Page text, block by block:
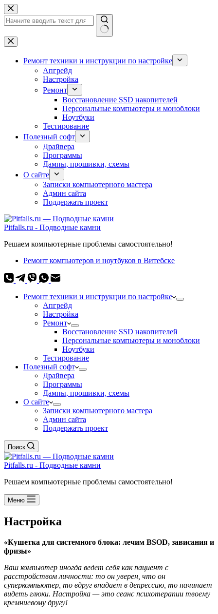
Перейти
к
сути
Ничего
не
найденоРемонт техники и инструкции по настройке
Апгрейд
Настройка
Ремонт
Восстановление SSD накопителей
Персональные компьютеры и моноблоки
Ноутбуки
Тестирование
Полезный софт
Драйвера
Программы
Дампы, прошивки, схемы
О сайте
Записки компьютерного мастера
Админ сайта
Поддержать проект
Pitfalls.ru - Подводные камни
Решаем компьютерные проблемы самостоятельно!
Ремонт компьютеров и ноутбуков в Витебске
Ремонт техники и инструкции по настройке
Апгрейд
Настройка
Ремонт
Восстановление SSD накопителей
Персональные компьютеры и моноблоки
Ноутбуки
Тестирование
Полезный софт
Драйвера
Программы
Дампы, прошивки, схемы
О сайте
Записки компьютерного мастера
Админ сайта
Поддержать проект
Поиск
Pitfalls.ru - Подводные камни
Решаем компьютерные проблемы самостоятельно!
Меню
Настройка
«Кушетка для системного блока: лечим BSOD, зависания и
фризы»
Ваш компьютер иногда ведет себя как пациент с
расстройством личности: то он уверен, что он
суперкомпьютер, то вдруг впадает в депрессию, то начинает
видеть глюки. Настройка — это сеанс психотерапии твоему
кремниевому другу!